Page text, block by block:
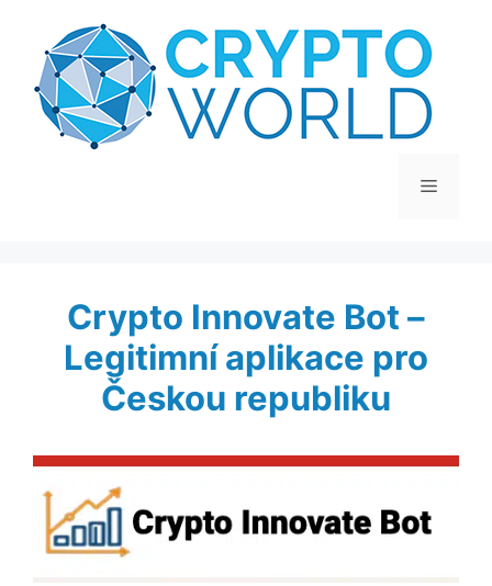
obsah
Menu
Crypto Innovate Bot –
Legitimní aplikace pro
Českou republiku